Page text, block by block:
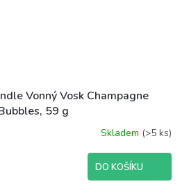
Vonný Vosk Champagne
59 g
Skladem (>5 ks)
DO KOŠÍKU